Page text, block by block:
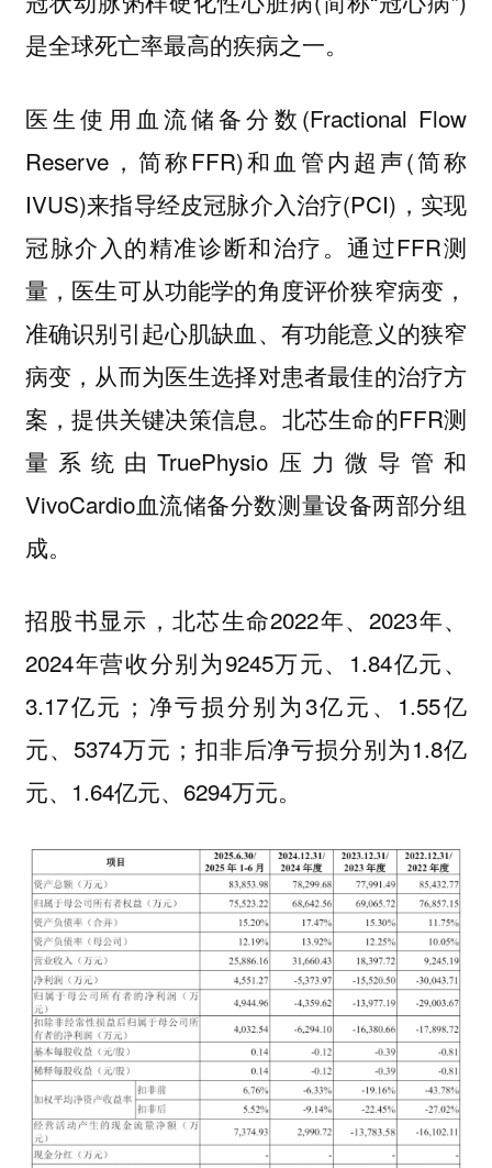
是全球死亡率最高的疾病之一。
医生使用血流储备分数(Fractional Flow
Reserve，简称FFR)和血管内超声(简称
IVUS)来指导经皮冠脉介入治疗(PCI)，实现
冠脉介入的精准诊断和治疗。通过FFR测
量，医生可从功能学的角度评价狭窄病变，
准确识别引起心肌缺血、有功能意义的狭窄
病变，从而为医生选择对患者最佳的治疗方
案，提供关键决策信息。北芯生命的FFR测
量系统由TruePhysio压力微导管和
VivoCardio血流储备分数测量设备两部分组
成。
招股书显示，北芯生命2022年、2023年、
2024年营收分别为9245万元、1.84亿元、
3.17亿元；净亏损分别为3亿元、1.55亿
元、5374万元；扣非后净亏损分别为1.8亿
元、1.64亿元、6294万元。